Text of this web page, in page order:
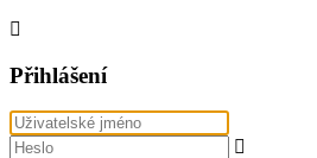
Přihlášení